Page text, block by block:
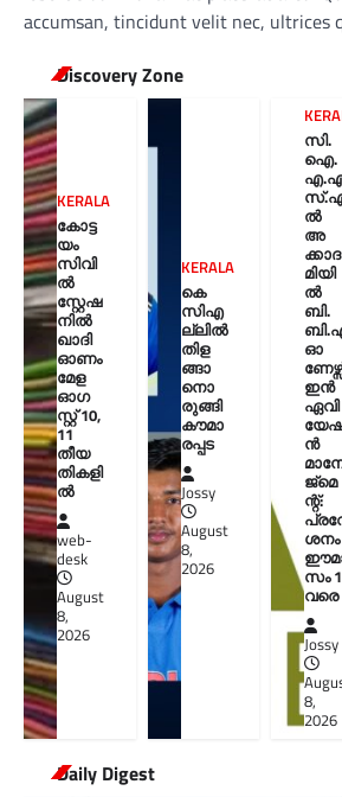
accumsan, tincidunt velit nec, ultrices
Discovery Zone
KERALA
കോട്ട
യം
സിവി
ൽ
സ്റ്റേഷ
നിൽ
ഖാദി
ഓണം
മേള
ഓഗ
സ്റ്റ് 10,
11
തീയ
തികളി
ല്‍
web-
desk
August
8,
2026
KERALA
കെ
സിഎ
ല്ലിൽ
തിള
ങ്ങാ
നൊ
രുങ്ങി
കൗമാ
രപ്പട
Jossy
August
8,
2026
സി.
ഐ.
ൽ
അ
ക്കാദ
മിയി
ൽ
ബി.
ഓ
ഇൻ
ഏവി
ൻ
ജ്മെ
ന്റ്:
ശനം
സം
വരെ
Jossy
8,
2026
Daily Digest